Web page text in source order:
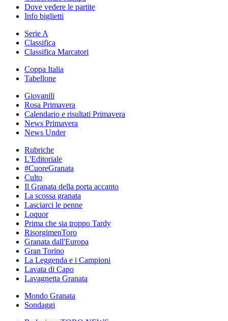
Dove vedere le partite
Info biglietti
Serie A
Classifica
Classifica Marcatori
Coppa Italia
Tabellone
Giovanili
Rosa Primavera
Calendario e risultati Primavera
News Primavera
News Under
Rubriche
L'Editoriale
#CuoreGranata
Culto
Il Granata della porta accanto
La scossa granata
Lasciarci le penne
Loquor
Prima che sia troppo Tardy
RisorgimenToro
Granata dall'Europa
Gran Torino
La Leggenda e i Campioni
Lavata di Capo
Lavagnetta Granata
Mondo Granata
Sondaggi